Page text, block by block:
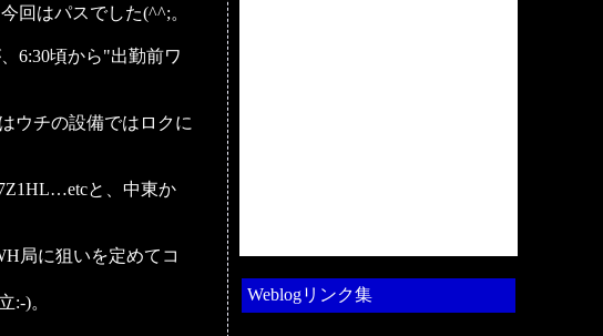
回はパスでした(^^;。
6:30頃から"出勤前ワ
ウチの設備ではロクに
と、中東か
局に狙いを定めてコ
:-)。
Weblogリンク集